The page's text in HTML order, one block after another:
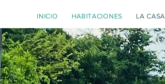
INICIO HABITACIONES LA CASA